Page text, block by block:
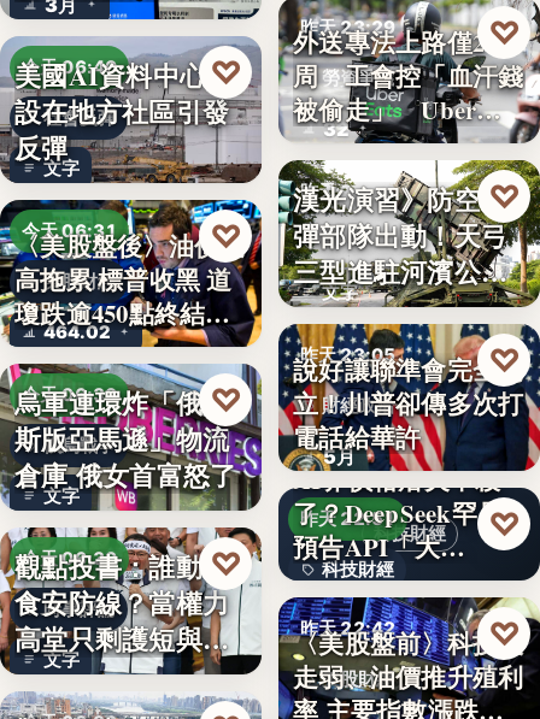
3月
升…
今天 06:40
社會反彈
文字
美國AI資料中心建
設在地方社區引發
反彈
♡
今天 06:31
美股財經
464.02
〈美股盤後〉油價走
高拖累 標普收黑 道
瓊跌逾450點終結…
♡
今天 06:30
俄烏戰爭
文字
烏軍連環炸「俄羅
斯版亞馬遜」物流
倉庫 俄女首富怒了
♡
今天 06:30
時事評論
文字
觀點投書：誰動了
食安防線？當權力
高堂只剩護短與卸
責
♡
昨天 23:29
勞資爭議
32
外送專法上路僅2
周 工會控「血汗錢
被偷走」 Uber…
♡
昨天 23:13
軍事演習
文字
漢光演習》防空飛
彈部隊出動！天弓
三型進駐河濱公
園 實地探…
♡
昨天 23:05
財經政治
5月
說好讓聯準會完全獨
立！川普卻傳多次打
電話給華許
♡
科技財經
昨天 22:51
科技財經
0.02
AI界價格屠夫不殺
了？DeepSeek罕見
預告API「大…
♡
昨天 22:42
美股財經
〈美股盤前〉科技股
走弱、油價推升殖利
率 主要指數漲跌互
♡